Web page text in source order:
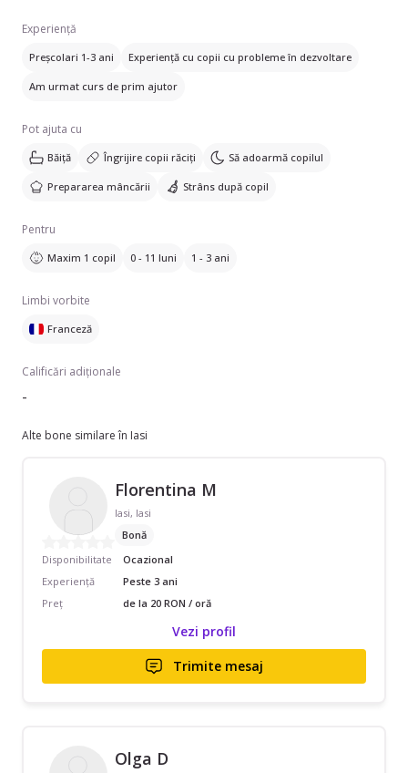
Experiență
Preșcolari 1-3 ani Experiență cu copii cu probleme în dezvoltare
Am urmat curs de prim ajutor
Pot ajuta cu
Băiță Îngrijire copii răciți Să adoarmă copilul
Prepararea mâncării Strâns după copil
Pentru
Maxim 1 copil 0 - 11 luni 1 - 3 ani
Limbi vorbite
Franceză
Calificări adiționale
-
Alte bone similare în Iasi
Florentina M
Iasi, Iasi
Bonă
Disponibilitate
Ocazional
Experiență
Peste 3 ani
Preț
de la 20 RON / oră
Vezi profil
Trimite mesaj
Olga D